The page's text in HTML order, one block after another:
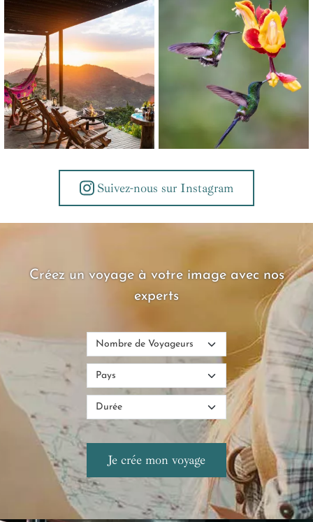
Suivez-nous sur Instagram
Créez un voyage à votre image avec nos
experts